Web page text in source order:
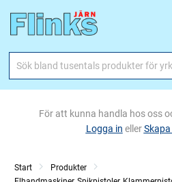
För att kunna handla hos oss
Logga in eller
Start
Produkter